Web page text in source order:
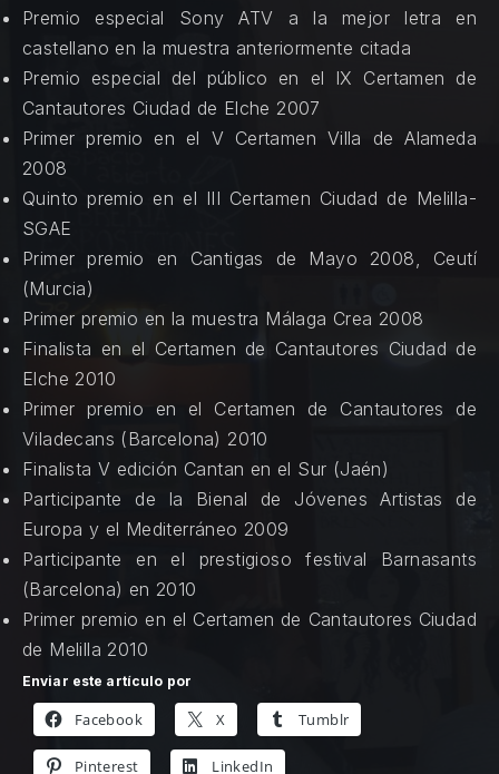
Premio especial Sony ATV a la mejor letra en
castellano en la muestra anteriormente citada
Premio especial del público en el IX Certamen de
Cantautores Ciudad de Elche 2007
Primer premio en el V Certamen Villa de Alameda
2008
Quinto premio en el III Certamen Ciudad de Melilla-
SGAE
Primer premio en Cantigas de Mayo 2008, Ceutí
(Murcia)
Primer premio en la muestra Málaga Crea 2008
Finalista en el Certamen de Cantautores Ciudad de
Elche 2010
Primer premio en el Certamen de Cantautores de
Viladecans (Barcelona) 2010
Finalista V edición Cantan en el Sur (Jaén)
Participante de la Bienal de Jóvenes Artistas de
Europa y el Mediterráneo 2009
Participante en el prestigioso festival Barnasants
(Barcelona) en 2010
Primer premio en el Certamen de Cantautores Ciudad
de Melilla 2010
Enviar este artículo por
Facebook X Tumblr
Pinterest LinkedIn